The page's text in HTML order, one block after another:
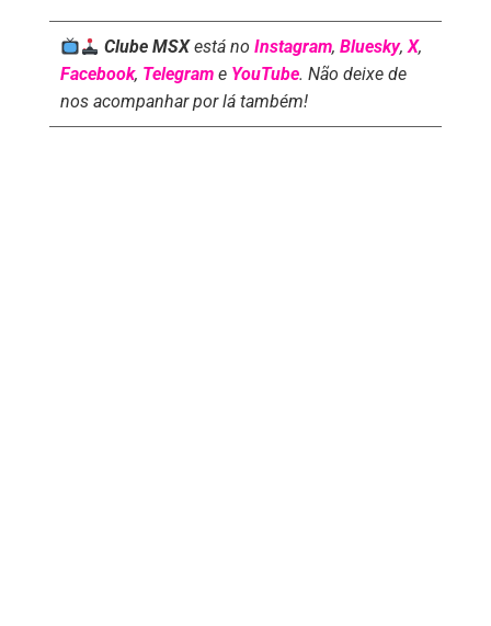
Clube MSXestá noInstagram,Bluesky,X,
Facebook, Telegrame YouTube. Não deixe de
nos acompanhar por lá também!